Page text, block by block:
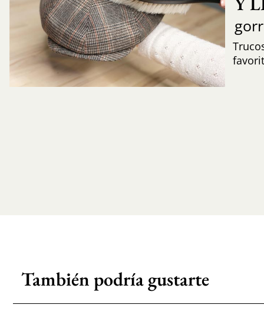
También podría gustarte